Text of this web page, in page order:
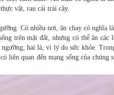
vật, rau cải trái cây.
Có nhiều nơi, ăn chay có nghĩa
trên mặt đất, nhưng có thể ăn các
hai là, vì lý do sức khỏe.
liên quan đến mạng sống của chúng